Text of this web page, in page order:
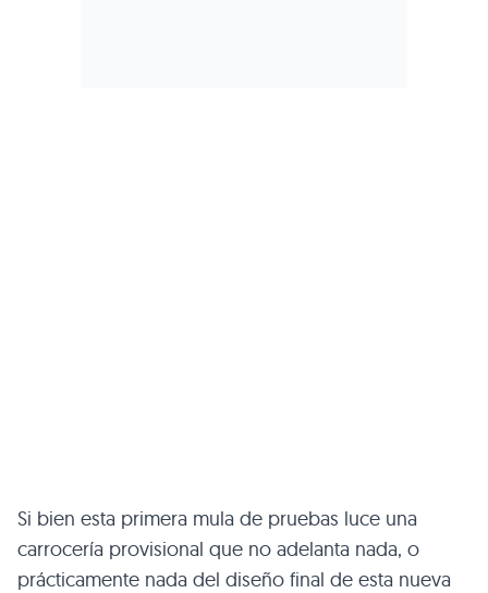
Si bien esta primera mula de pruebas luce una
carrocería provisional que no adelanta nada, o
prácticamente nada del diseño final de esta nueva